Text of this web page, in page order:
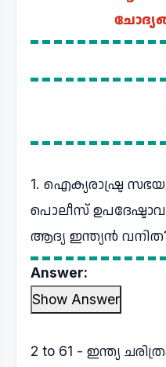
1. ഐക്യരാഷ്ട്ര
പൊലീസ്
ആദ്യ ഇന്ത്യൻ
Answer:
Show Answer
2 to 61 - ഇന്ത്യ